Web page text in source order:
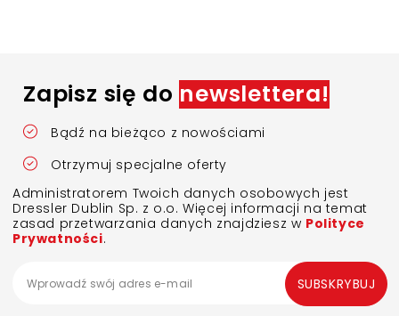
Zapisz się do newslettera!
Bądź na bieżąco z nowościami
Otrzymuj specjalne oferty
Administratorem Twoich danych osobowych jest
Dressler Dublin Sp. z o.o. Więcej informacji na temat
zasad przetwarzania danych znajdziesz w Polityce
Prywatności.
SUBSKRYBUJ